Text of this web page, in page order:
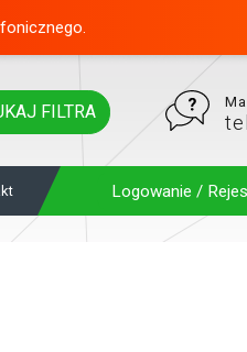
FILTRA
Logowanie /